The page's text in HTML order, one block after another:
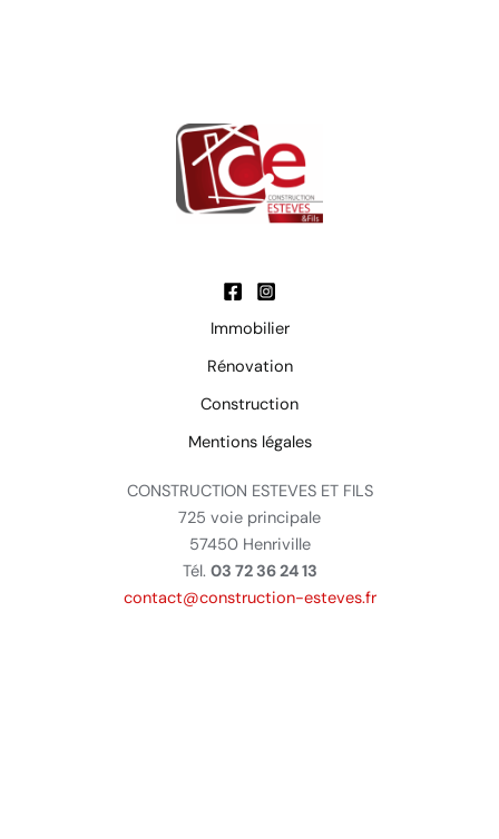
Immobilier
Rénovation
Construction
Mentions légales
CONSTRUCTION ESTEVES ET FILS
725 voie principale
57450 Henriville
Tél. 03 72 36 24 13
contact@construction-esteves.fr